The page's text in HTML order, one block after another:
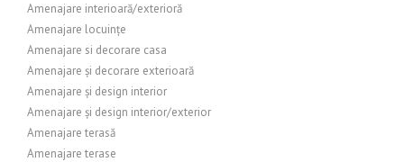
Amenajare interioară/exterioră
Amenajare locuințe
Amenajare si decorare casa
Amenajare și decorare exterioară
Amenajare și design interior
Amenajare și design interior/exterior
Amenajare terasă
Amenajare terase